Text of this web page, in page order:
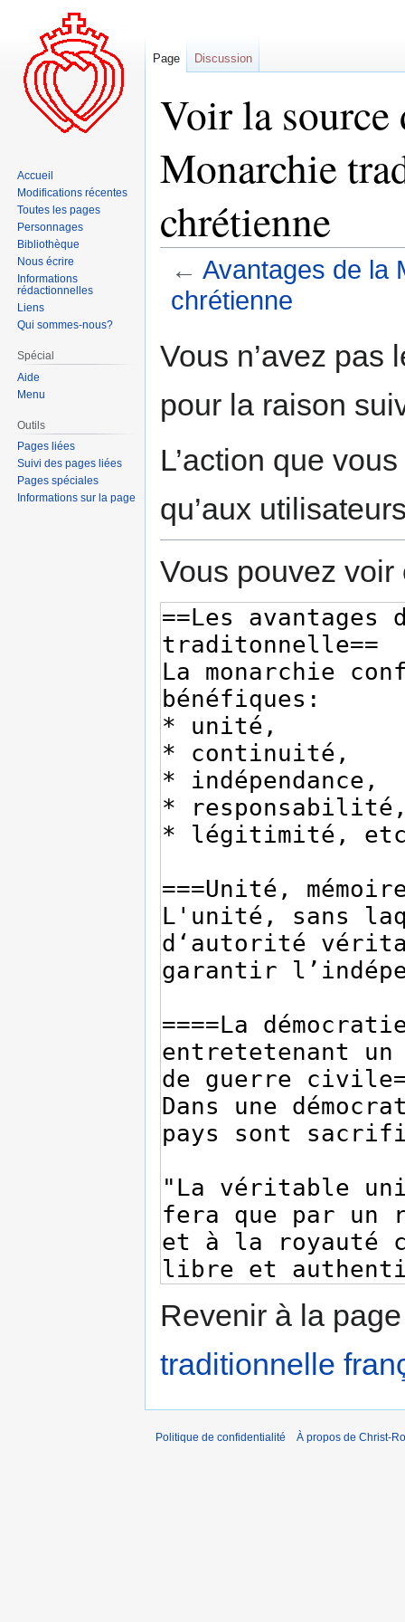
Voir la source
Monarchie
chrétienne
← Avantages de la
chrétienne
à
navigation
à
recherche
Vous n’avez pas
pour la raison
L’action que
qu’aux
Vous pouvez
Revenir à la
traditionnelle
Page Discussion
Accueil
Modifications récentes
Toutes les pages
Personnages
Bibliothèque
Nous écrire
Informations
rédactionnelles
Liens
Qui sommes-nous?
Spécial
Aide
Menu
Outils
Pages liées
Suivi des pages liées
Pages spéciales
Informations sur la page
Politique de confidentialité À propos de Christ-